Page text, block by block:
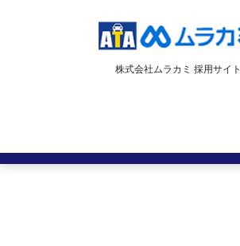
株式会社ムラカミ 採用サイト